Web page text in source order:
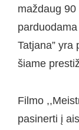
maždaug
Tatjana” yra
šiame
Filmo
pasinerti į